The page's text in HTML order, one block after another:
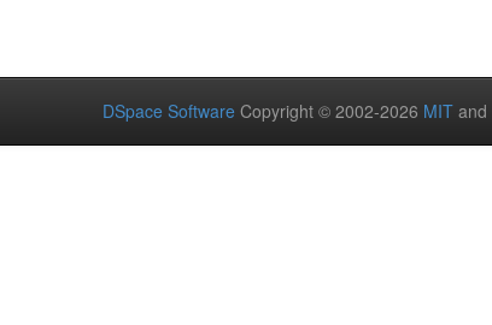
DSpace Software Copyright © 2002-2026 MIT and